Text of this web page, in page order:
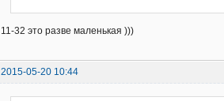
11-32 это разве маленькая )))
2015-05-20 10:44